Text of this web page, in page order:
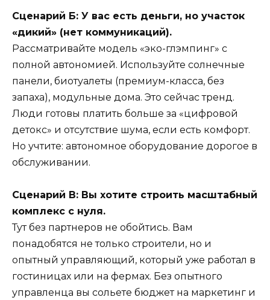
Сценарий Б: У вас есть деньги, но участок
«дикий» (нет коммуникаций).
Рассматривайте модель «эко-глэмпинг» с
полной автономией. Используйте солнечные
панели, биотуалеты (премиум-класса, без
запаха), модульные дома. Это сейчас тренд.
Люди готовы платить больше за «цифровой
детокс» и отсутствие шума, если есть комфорт.
Но учтите: автономное оборудование дорогое в
обслуживании.
Сценарий В: Вы хотите строить масштабный
комплекс с нуля.
Тут без партнеров не обойтись. Вам
понадобятся не только строители, но и
опытный управляющий, который уже работал в
гостиницах или на фермах. Без опытного
управленца вы сольете бюджет на маркетинг и